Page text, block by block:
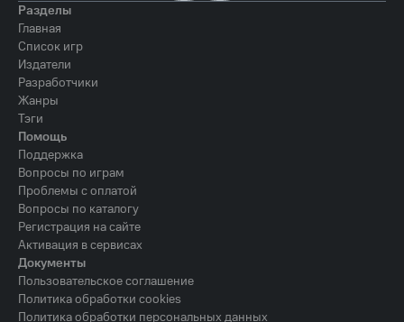
Разделы
Главная
Список игр
Издатели
Разработчики
Жанры
Тэги
Помощь
Поддержка
Вопросы по играм
Проблемы с оплатой
Вопросы по каталогу
Регистрация на сайте
Активация в сервисах
Документы
Пользовательское соглашение
Политика обработки cookies
Политика обработки персональных данных